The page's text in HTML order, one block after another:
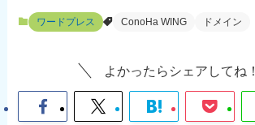
ワードプレス ConoHa WING ドメイン
よかったらシェアしてね！